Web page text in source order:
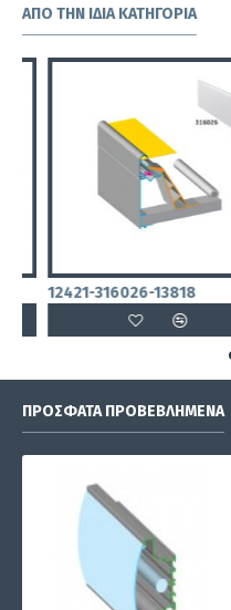
ΑΠΌ ΤΗΝ ΊΔΙΑ ΚΑΤΗΓΟΡΊΑ
12421-316026-13818
ΠΡΌΣΦΑΤΑ ΠΡΟΒΕΒΛΗΜΈΝΑ